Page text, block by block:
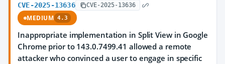
CVE-2025-13636 CVE-2025-13636
MEDIUM 4.3
Inappropriate implementation in Split View in Google
Chrome prior to 143.0.7499.41 allowed a remote
attacker who convinced a user to engage in specific